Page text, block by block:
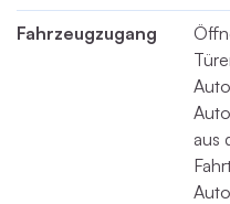
Fahrzeugzugang
aus